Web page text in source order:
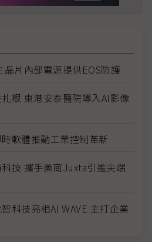
晶片內部電源提供EOS防護
根 東港安泰醫院導入AI影像
軟體推動工業控制革新
技 攜手美商Juxta引進尖端
科技亮相AI WAVE 主打企業